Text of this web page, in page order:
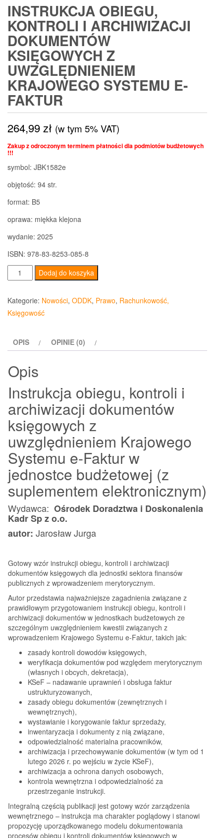
INSTRUKCJA OBIEGU,
KONTROLI I ARCHIWIZACJI
DOKUMENTÓW
KSIĘGOWYCH Z
UWZGLĘDNIENIEM
KRAJOWEGO SYSTEMU E-
FAKTUR
264,99zł (w tym 5% VAT)
Zakup z odroczonym terminem płatności dla podmiotów budżetowych
!!!
symbol: JBK1582e
objętość: 94 str.
format: B5
oprawa: miękka klejona
wydanie: 2025
ISBN: 978-83-8253-085-8
ilość
Instrukcja
obiegu,
kontroli
dokumentów
z
uwzględnieniem
Krajowego
Systemu
e-
Faktur
Dodaj do koszyka
Kategorie: Nowości, ODDK, Prawo, Rachunkowość,
Księgowość
OPIS OPINIE (0)
Opis
Instrukcja obiegu, kontroli i
archiwizacji dokumentów
księgowych z
uwzględnieniem Krajowego
Systemu e-Faktur w
jednostce budżetowej (z
suplementem elektronicznym)
Wydawca: Ośrodek Doradztwa i Doskonalenia
Kadr Sp z o.o.
autor: Jarosław Jurga
Gotowy wzór instrukcji obiegu, kontroli i archiwizacji
dokumentów księgowych dla jednostki sektora finansów
publicznych z wprowadzeniem merytorycznym.
Autor przedstawia najważniejsze zagadnienia związane z
prawidłowym przygotowaniem instrukcji obiegu, kontroli i
archiwizacji dokumentów w jednostkach budżetowych ze
szczególnym uwzględnieniem kwestii związanych z
wprowadzeniem Krajowego Systemu e-Faktur, takich jak:
zasady kontroli dowodów księgowych,
weryfikacja dokumentów pod względem merytorycznym
(własnych i obcych, dekretacja),
KSeF – nadawanie uprawnień i obsługa faktur
ustrukturyzowanych,
zasady obiegu dokumentów (zewnętrznych i
wewnętrznych),
wystawianie i korygowanie faktur sprzedaży,
inwentaryzacja i dokumenty z nią związane,
odpowiedzialność materialna pracowników,
archiwizacja i przechowywanie dokumentów (w tym od 1
lutego 2026 r. po wejściu w życie KSeF),
archiwizacja a ochrona danych osobowych,
kontrola wewnętrzna i odpowiedzialność za
przestrzeganie instrukcji.
Integralną częścią publikacji jest gotowy wzór zarządzenia
wewnętrznego – instrukcja ma charakter poglądowy i stanowi
propozycję uporządkowanego modelu dokumentowania
procesów obiegu i kontroli dokumentów księgowych w